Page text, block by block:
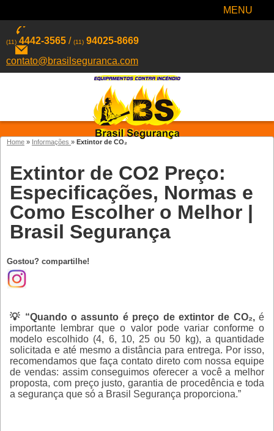
MENU
(11) 4442-3565 / (11) 94025-8669
contato@brasilseguranca.com
Home » Informações » Extintor de CO₂
Extintor de CO2 Preço:
Especificações, Normas e
Como Escolher o Melhor |
Brasil Segurança
Gostou? compartilhe!
💡 “Quando o assunto é preço de extintor de CO₂,é
importante lembrar que o valor pode variar conforme o
modelo escolhido (4, 6, 10, 25 ou 50 kg), a quantidade
solicitada e até mesmo a distância para entrega. Por isso,
recomendamos que faça contato direto com nossa equipe
de vendas: assim conseguimos oferecer a você a melhor
proposta, com preço justo, garantia de procedência e toda
a segurança que só a Brasil Segurança proporciona.”